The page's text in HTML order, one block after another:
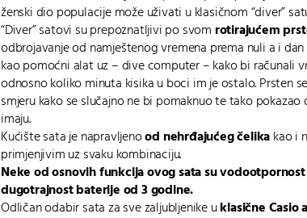
ženski dio populacije može uživati u klasičnom “diver”
“Diver” satovi su prepoznatljivi po svom rotirajućem
odbrojavanje od namještenog vremena prema nuli a i
kao pomoćni alat uz – dive computer – kako bi računali
odnosno koliko minuta kisika u boci im je ostalo. Prsten
smjeru kako se slučajno ne bi pomaknuo te tako
imaju.
Kućište sata je napravljenood nehrđajućeg čelikakao i
primjenjivim uz svaku kombinaciju.
Neke od osnovih funkcija ovog sata su
dugotrajnost baterije od 3 godine.
Odličan odabir sata za sve zaljubljenike uklasičneCasio